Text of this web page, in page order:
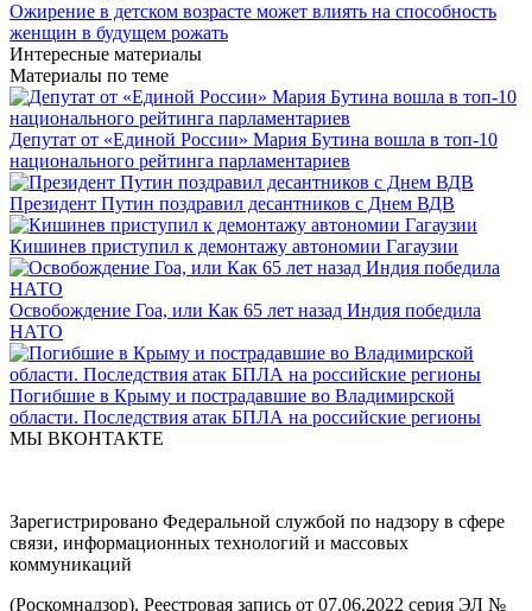
Ожирение в детском возрасте может влиять на способность
женщин в будущем рожать
Интересные материалы
Материалы по теме
Депутат от «Единой России» Мария Бутина вошла в топ-10
национального рейтинга парламентариев
Президент Путин поздравил десантников с Днем ВДВ
Кишинев приступил к демонтажу автономии Гагаузии
Освобождение Гоа, или Как 65 лет назад Индия победила
НАТО
Погибшие в Крыму и пострадавшие во Владимирской
области. Последствия атак БПЛА на российские регионы
МЫ ВКОНТАКТЕ
Зарегистрировано Федеральной службой по надзору в сфере
связи, информационных технологий и массовых
коммуникаций
(Роскомнадзор). Реестровая запись от 07.06.2022 серия ЭЛ №